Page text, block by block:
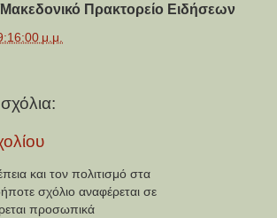
Πρακτορείο Ειδήσεων
μ.μ.
και τον πολιτισμό στα
σχόλιο αναφέρεται σε
προσωπικά